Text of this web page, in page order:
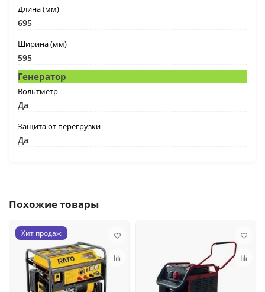
Длина (мм)
695
Ширина (мм)
595
Генератор
Вольтметр
Да
Защита от перегрузки
Да
Похожие товары
Хит продаж